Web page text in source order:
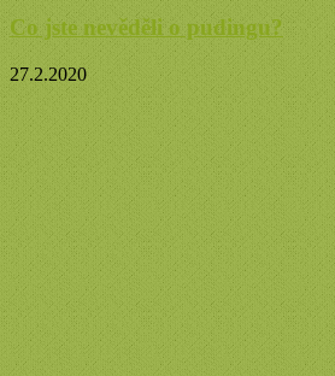
Co jste nevěděli o pudingu?
27.2.2020